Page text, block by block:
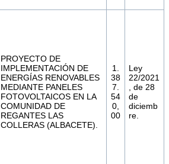
PROYECTO DE
IMPLEMENTACIÓN DE
ENERGÍAS RENOVABLES
MEDIANTE PANELES
FOTOVOLTAICOS EN LA
COMUNIDAD DE
REGANTES LAS
COLLERAS (ALBACETE).
1.
38
7.
54
0,
00
Ley
22/2021
, de 28
de
diciemb
re.